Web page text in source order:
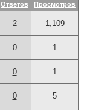
Ответов Просмотров
2 1,109
0 1
0 1
0 5